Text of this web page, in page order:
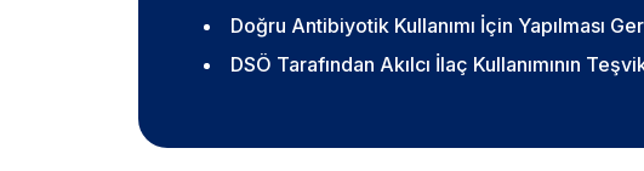
Doğru Antibiyotik Kullanımı İçin Yapılması
DSÖ Tarafından Akılcı İlaç Kullanımının